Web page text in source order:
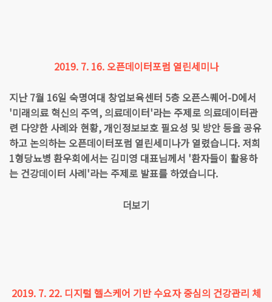
2019. 7. 16. 오픈데이터포럼 열린세미나
지난 7월 16일 숙명여대 창업보육센터 5층 오픈스퀘어-D에서
'미래의료 혁신의 주역, 의료데이터'라는 주제로 의료데이터관
련 다양한 사례와 현황, 개인정보보호 필요성 및 방안 등을 공유
하고 논의하는 오픈데이터포럼 열린세미나가 열렸습니다. 저희
1형당뇨병 환우회에서는 김미영 대표님께서 '환자들이 활용하
는 건강데이터 사례'라는 주제로 발표를 하였습니다.
더보기
2019. 7. 22. 디지털 헬스케어 기반 수요자 중심의 건강관리 체